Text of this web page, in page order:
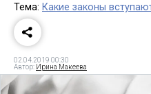
Тема: Какие законы
02.04.2019 00:30
Автор: Ирина Макеева